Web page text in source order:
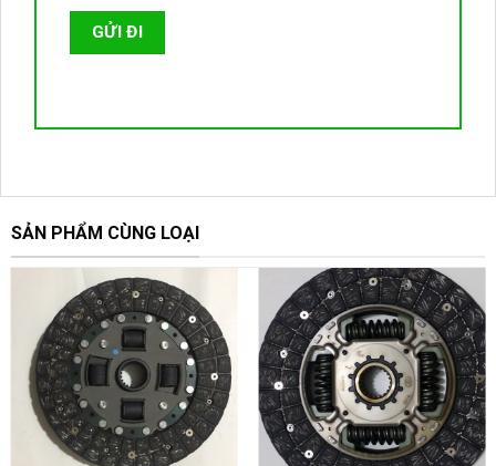
SẢN PHẨM CÙNG LOẠI